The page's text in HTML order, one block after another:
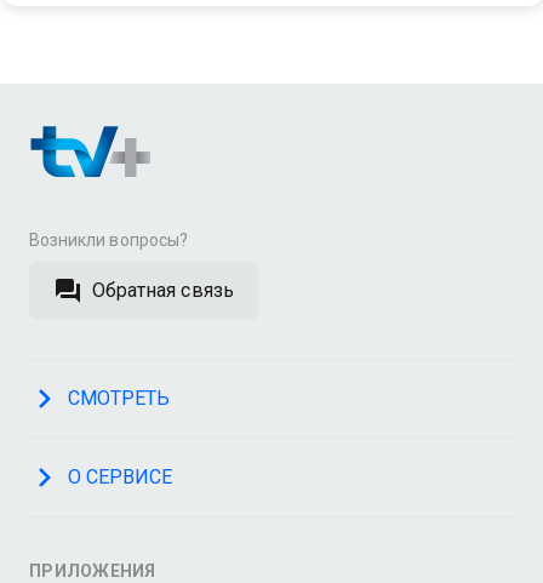
Возникли вопросы?
Обратная связь
СМОТРЕТЬ
О СЕРВИСЕ
ПРИЛОЖЕНИЯ